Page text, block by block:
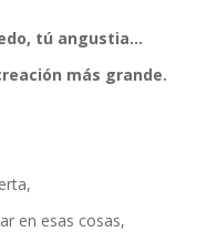
tú angustia…
más grande.
en esas cosas,